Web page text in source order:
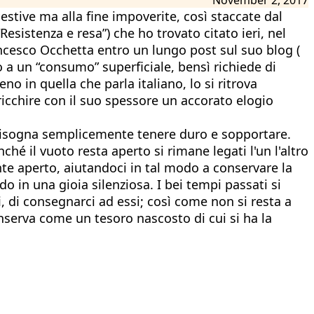
ma alla fine impoverite, così staccate dal
e resa”) che ho trovato citato ieri, nel
Occhetta entro un lungo post sul suo blog (
un “consumo” superficiale, bensì richiede di
in quella che parla italiano, lo si ritrova
con il suo spessore un accorato elogio
semplicemente tenere duro e sopportare.
il vuoto resta aperto si rimane legati l'un l'altro
aperto, aiutandoci in tal modo a conservare la
in una gioia silenziosa. I bei tempi passati si
consegnarci ad essi; così come non si resta a
come un tesoro nascosto di cui si ha la